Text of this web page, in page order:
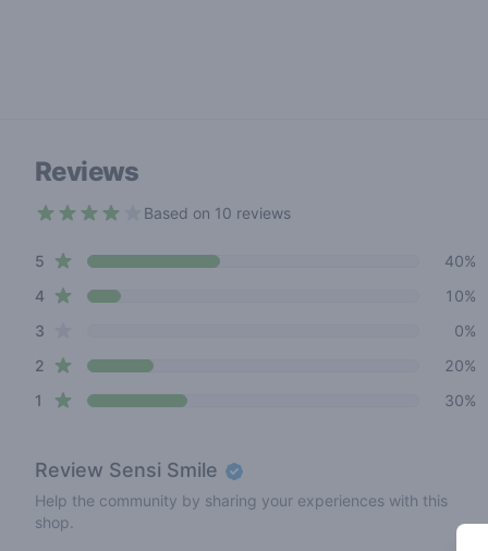
Reviews
Based on 10 reviews
Review data
5 star reviews
40%
4star reviews
10%
3
0%
2 star reviews
20%
1 star reviews 30%
Review Sensi Smile
Help the community by sharing your experiences with this
shop.